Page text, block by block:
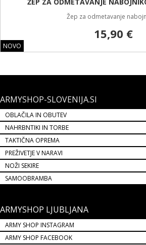
ARMYSHOP-SLOVENIJA.SI
OBLAČILA IN OBUTEV
NAHRBNTIKI IN TORBE
TAKTIČNA OPREMA
PREŽIVETJE V NARAVI
NOŽI SEKIRE
SAMOOBRAMBA
ARMYSHOP LJUBLJANA
ARMY SHOP INSTAGRAM
ARMY SHOP FACEBOOK